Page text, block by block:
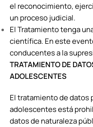
el reconocimiento,
un proceso judicial.
El Tratamiento tenga
científica. En este
conducentes a la
TRATAMIENTO DE
ADOLESCENTES
El tratamiento de datos
adolescentes está
datos de naturaleza